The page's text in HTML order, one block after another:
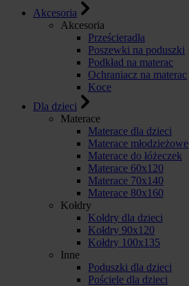
Akcesoria
Akcesoria
Prześcieradła
Poszewki na poduszki
Podkład na materac
Ochraniacz na materac
Koce
Dla dzieci
Materace
Materace dla dzieci
Materace młodzieżowe
Materace do łóżeczek
Materace 60x120
Materace 70x140
Materace 80x160
Kołdry
Kołdry dla dzieci
Kołdry 90x120
Kołdry 100x135
Inne
Poduszki dla dzieci
Pościele dla dzieci